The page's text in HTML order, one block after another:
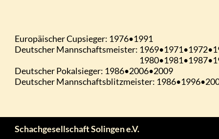
Schachgesellschaft Solingen e.V.